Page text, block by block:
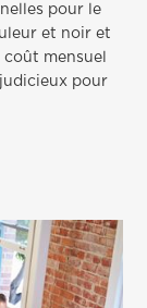
pour le
et noir et
mensuel
pour